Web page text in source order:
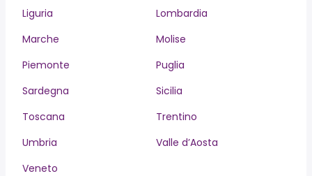
Liguria
Lombardia
Marche
Molise
Piemonte
Puglia
Sardegna
Sicilia
Toscana
Trentino
Umbria
Valle d’Aosta
Veneto